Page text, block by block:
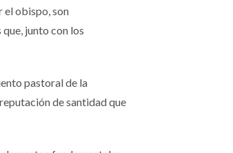
el obispo, son
junto con los
pastoral de la
de santidad que